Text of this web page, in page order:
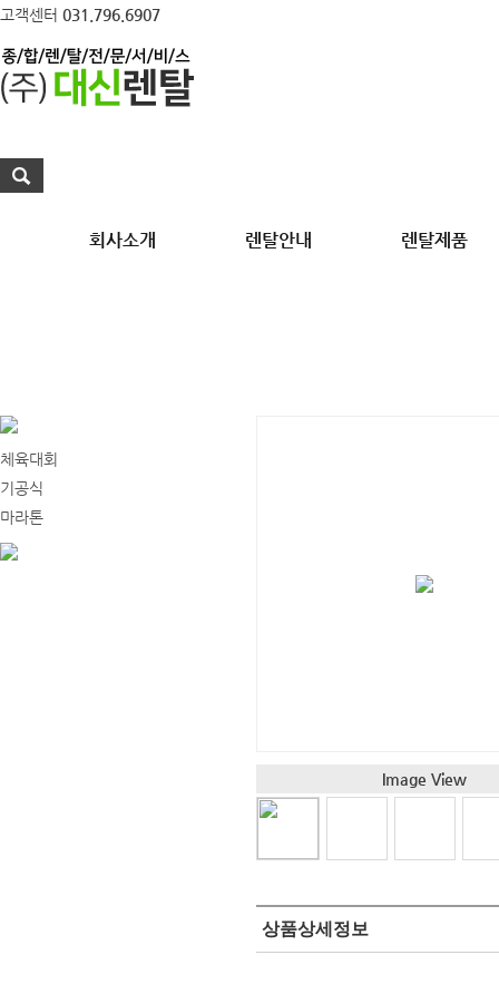
고객센터 031.796.6907
회사소개 렌탈안내 렌탈제품
체육대회
기공식
마라톤
Image View
상품상세정보